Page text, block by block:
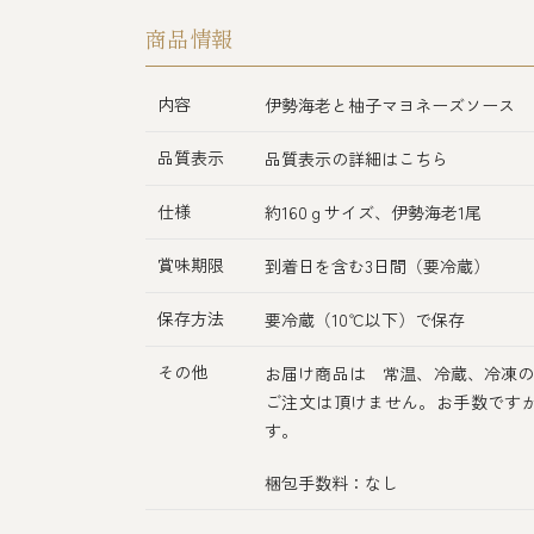
商品情報
内容 伊勢海老と柚子マヨネーズソース
品質表示 品質表示の詳細はこちら
仕様 約160ｇサイズ、伊勢海老1尾
賞味期限 到着日を含む3日間（要冷蔵）
保存方法 要冷蔵（10℃以下）で保存
その他
お届け商品は 常温、冷蔵、冷凍
ご注文は頂けません。お手数です
す。
梱包手数料：なし